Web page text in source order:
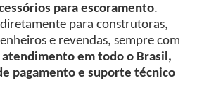
para escoramento.
para construtoras,
e revendas, sempre com
em todo o Brasil,
pagamento e suporte técnico